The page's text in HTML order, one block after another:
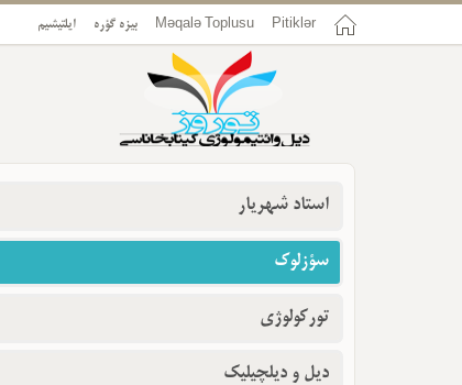
Pitiklər
Məqalə Toplusu بیزه گؤره ایلتیشیم
استاد شهریار
سؤزلوک
تورکولوژی
دیل و دیلچیلیک